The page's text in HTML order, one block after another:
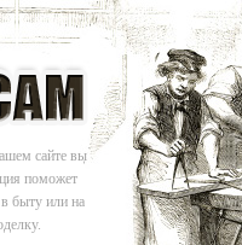
сайте вы
поможет
в быту или на